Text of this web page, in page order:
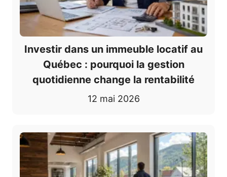
Investir dans un immeuble locatif au
Québec : pourquoi la gestion
quotidienne change la rentabilité
12 mai 2026